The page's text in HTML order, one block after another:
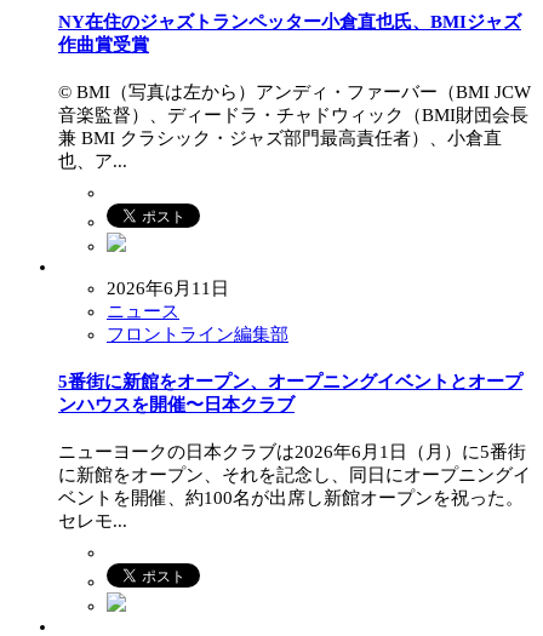
NY在住のジャズトランペッター小倉直也氏、BMIジャズ
作曲賞受賞
© BMI（写真は左から）アンディ・ファーバー（BMI JCW
音楽監督）、ディードラ・チャドウィック（BMI財団会長
兼 BMI クラシック・ジャズ部門最高責任者）、小倉直
也、ア...
2026年6月11日
ニュース
フロントライン編集部
5番街に新館をオープン、オープニングイベントとオープ
ンハウスを開催〜日本クラブ
ニューヨークの日本クラブは2026年6月1日（月）に5番街
に新館をオープン、それを記念し、同日にオープニングイ
ベントを開催、約100名が出席し新館オープンを祝った。
セレモ...